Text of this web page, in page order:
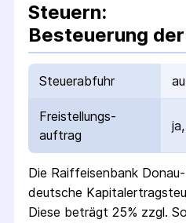
Steuern:
Besteuerung
Steuerabfuhr
Freistellungs­
auftrag
Die Raiffeisenbank
deutsche
Diese beträgt 25% zzgl.